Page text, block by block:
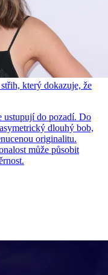
který dokazuje, že
ustupují do pozadí. Do
dlouhý bob,
originalitu.
může působit